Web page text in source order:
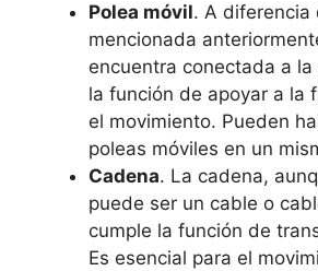
Polea móvil. A diferencia
mencionada
encuentra conectada a
la función de apoyar a la
el movimiento. Pueden
poleas móviles en un
Cadena. La cadena,
puede ser un cable o
cumple la función de
Es esencial para el